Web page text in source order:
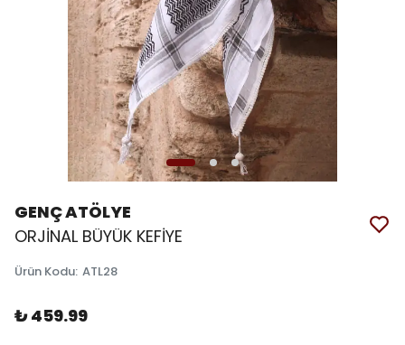
GENÇ ATÖLYE
ORJİNAL BÜYÜK KEFİYE
Ürün Kodu: ATL28
₺ 459.99